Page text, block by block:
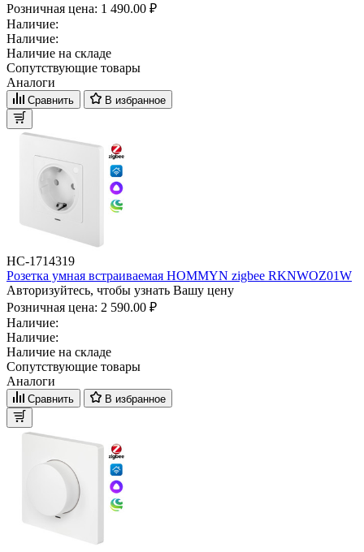
Розничная цена: 1 490.00 ₽
Наличие:
Наличие:
Наличие на складе
Сопутствующие товары
Аналоги
Сравнить В избранное
НС-1714319
Розетка умная встраиваемая HOMMYN zigbee RKNWOZ01W
Авторизуйтесь, чтобы узнать Вашу цену
Розничная цена: 2 590.00 ₽
Наличие:
Наличие:
Наличие на складе
Сопутствующие товары
Аналоги
Сравнить В избранное